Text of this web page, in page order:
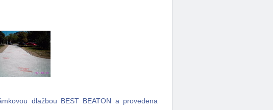
dlažbou BEST BEATON a provedena